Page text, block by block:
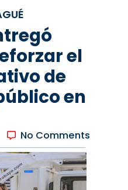
el
de
en
No Comments